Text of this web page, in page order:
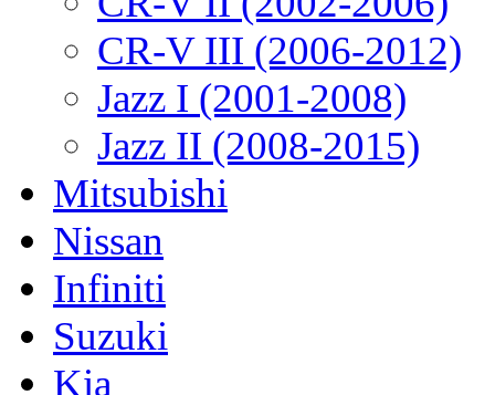
CR-V III (2006-2012)
Jazz I (2001-2008)
Jazz II (2008-2015)
Mitsubishi
Nissan
Infiniti
Suzuki
Kia